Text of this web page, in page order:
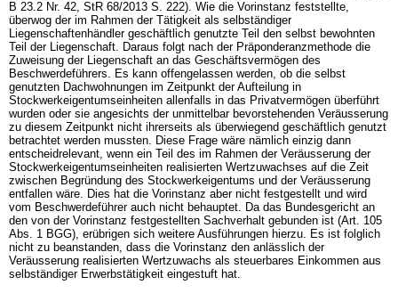
B 23.2 Nr. 42, StR 68/2013 S. 222). Wie die Vorinstanz feststellte,
überwog der im Rahmen der Tätigkeit als selbständiger
Liegenschaftenhändler geschäftlich genutzte Teil den selbst bewohnten
Teil der Liegenschaft. Daraus folgt nach der Präponderanzmethode die
Zuweisung der Liegenschaft an das Geschäftsvermögen des
Beschwerdeführers. Es kann offengelassen werden, ob die selbst
genutzten Dachwohnungen im Zeitpunkt der Aufteilung in
Stockwerkeigentumseinheiten allenfalls in das Privatvermögen überführt
wurden oder sie angesichts der unmittelbar bevorstehenden Veräusserung
zu diesem Zeitpunkt nicht ihrerseits als überwiegend geschäftlich genutzt
betrachtet werden mussten. Diese Frage wäre nämlich einzig dann
entscheidrelevant, wenn ein Teil des im Rahmen der Veräusserung der
Stockwerkeigentumseinheiten realisierten Wertzuwachses auf die Zeit
zwischen Begründung des Stockwerkeigentums und der Veräusserung
entfallen wäre. Dies hat die Vorinstanz aber nicht festgestellt und wird
vom Beschwerdeführer auch nicht behauptet. Da das Bundesgericht an
den von der Vorinstanz festgestellten Sachverhalt gebunden ist (Art. 105
Abs. 1 BGG), erübrigen sich weitere Ausführungen hierzu. Es ist folglich
nicht zu beanstanden, dass die Vorinstanz den anlässlich der
Veräusserung realisierten Wertzuwachs als steuerbares Einkommen aus
selbständiger Erwerbstätigkeit eingestuft hat.